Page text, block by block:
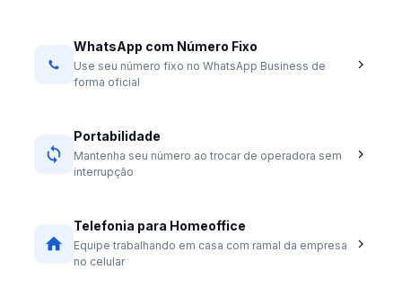
WhatsApp com Número Fixo
Use seu número fixo no WhatsApp Business de
forma oficial
Portabilidade
Mantenha seu número ao trocar de operadora sem
interrupção
Telefonia para Homeoffice
Equipe trabalhando em casa com ramal da empresa
no celular